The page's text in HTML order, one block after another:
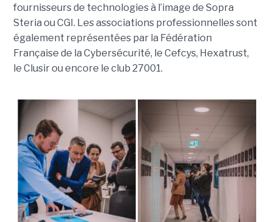
fournisseurs de technologies à l’image de Sopra
Steria ou CGI. Les associations professionnelles sont
également représentées par la Fédération
Française de la Cybersécurité, le Cefcys, Hexatrust,
le Clusir ou encore le club 27001.